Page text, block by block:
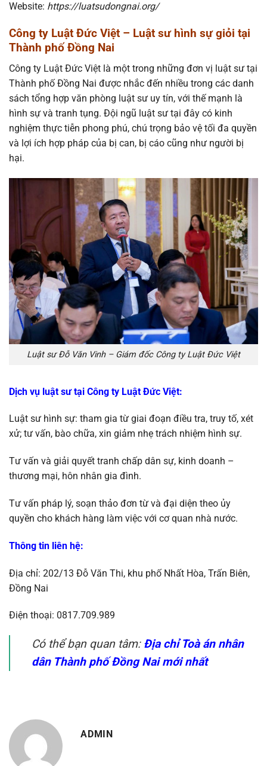
Website: https://luatsudongnai.org/
Công ty Luật Đức Việt – Luật sư hình sự giỏi tại
Thành phố Đồng Nai
Công ty Luật Đức Việt là một trong những đơn vị luật sư tại
Thành phố Đồng Nai được nhắc đến nhiều trong các danh
sách tổng hợp văn phòng luật sư uy tín, với thế mạnh là
hình sự và tranh tụng. Đội ngũ luật sư tại đây có kinh
nghiệm thực tiễn phong phú, chú trọng bảo vệ tối đa quyền
và lợi ích hợp pháp của bị can, bị cáo cũng như người bị
hại.
Luật sư Đỗ Văn Vinh – Giám đốc Công ty Luật Đức Việt
Dịch vụ luật sư tại Công ty Luật Đức Việt:
Luật sư hình sự: tham gia từ giai đoạn điều tra, truy tố, xét
xử; tư vấn, bào chữa, xin giảm nhẹ trách nhiệm hình sự.
Tư vấn và giải quyết tranh chấp dân sự, kinh doanh –
thương mại, hôn nhân gia đình.
Tư vấn pháp lý, soạn thảo đơn từ và đại diện theo ủy
quyền cho khách hàng làm việc với cơ quan nhà nước.
Thông tin liên hệ:
Địa chỉ: 202/13 Đỗ Văn Thi, khu phố Nhất Hòa, Trấn Biên,
Đồng Nai
Điện thoại: 0817.709.989
Có thể bạn quan tâm: Địa chỉ Toà án nhân
dân Thành phố Đồng Nai mới nhất
ADMIN